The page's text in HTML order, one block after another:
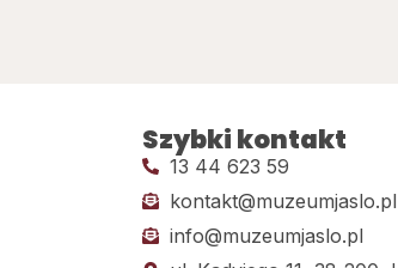
Szybki kontakt
13 44 623 59
kontakt@muzeumjaslo.pl
info@muzeumjaslo.pl